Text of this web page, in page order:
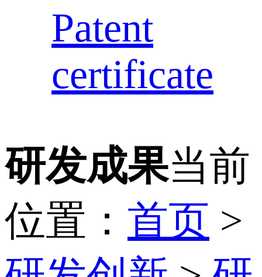
Patent
certificate
研发成果当前
位置： 首页 >